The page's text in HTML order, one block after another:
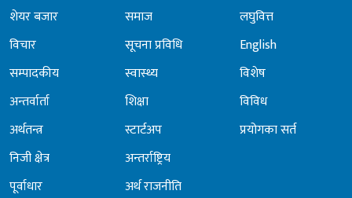
शेयर बजार
विचार
सम्पादकीय
अन्तर्वार्ता
अर्थतन्त्र
निजी क्षेत्र
पूर्वाधार
समाज
सूचना प्रविधि
स्वास्थ्य
शिक्षा
स्टार्टअप
अन्तर्राष्ट्रिय
अर्थ राजनीति
लघुवित्त
English
विशेष
विविध
प्रयोगका सर्त